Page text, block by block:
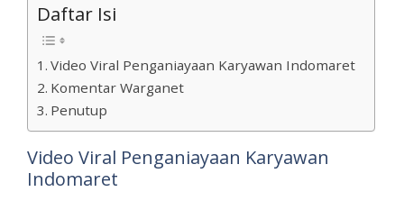
Daftar Isi
Video Viral Penganiayaan Karyawan Indomaret
Komentar Warganet
Penutup
Video Viral Penganiayaan Karyawan
Indomaret